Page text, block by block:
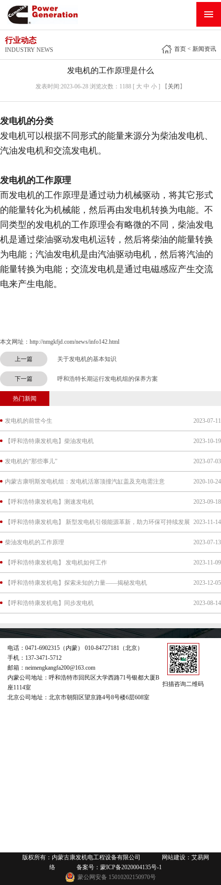
服务行业
新闻资讯
招贤纳士
首页 < 新闻资讯
行业动态
INDUSTRY NEWS
发电机的工作原理是什么
发表时间:2023-06-28 浏览次数：1188 [ 大 中 小 ] 【 关闭 】
发电机的分类
发电机可以根据不同形式的能量来源分为柴油发电机、
汽油发电机和交流发电机。
发电机的工作原理
而发电机的工作原理是通过动力机械驱动，将其它形式
的能量转化为机械能，然后再由发电机转换为电能。不
同类型的发电机的工作原理会有略微的不同，柴油发电
机是通过柴油驱动发电机运转，然后将柴油的能量转换
为电能；汽油发电机是由汽油驱动电机，然后将汽油的
能量转换为电能；交流发电机是通过电磁感应产生交流
电来产生电能。
本文网址：http://nmgkfjd.com/news/info142.html
上一篇 关于发电机的基本知识
下一篇 呼和浩特长期运行发电机组的保养方案
热门新闻
2023-07-11
发电机的前世今生
2023-10-19
【呼和浩特康发机电】柴油发电机
2023-07-03
发电机的“那些事儿”
2020-10-24
内蒙古康明斯发电机组：发电机活塞顶撞汽缸盖及充电需注意
2023-09-18
【呼和浩特康发机电】测速发电机
2023-11-14
【呼和浩特康发机电】​ 新型发电机引领能源革新，助力环保可持续发展
2023-07-13
柴油发电机的工作原理
2023-11-09
【呼和浩特康发机电】​ 发电机如何工作
2023-12-05
【呼和浩特康发机电】探索未知的力量——揭秘发电机
2023-08-14
【呼和浩特康发机电】同步发电机
扫描咨询二维码
电话：0471-6902315（内蒙） 010-84727181（北京）
手机：137-3471-5712
邮箱：neimengkangfa200@163.com
内蒙公司地址：呼和浩特市回民区大学西路71号银都大厦B
座1114室
北京公司地址：北京市朝阳区望京路4号8号楼6层608室
版权所有：内蒙古康发机电工程设备有限公司 网站建设：艾易网
络
备案号：蒙ICP备2020004135号-1
蒙公网安备 15010202150970号